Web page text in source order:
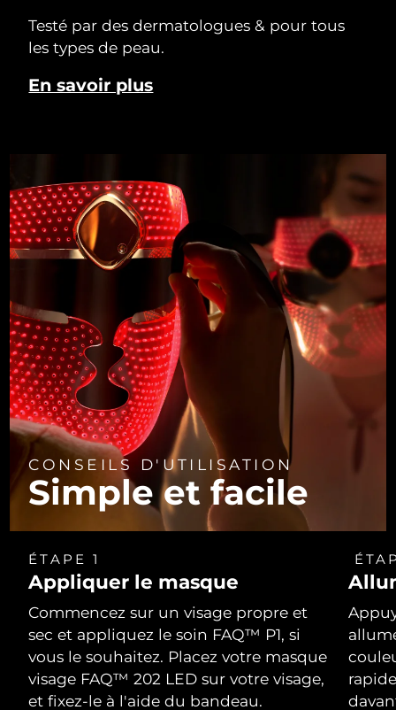
Testé par des dermatologues & pour tous
les types de peau.
En savoir plus
CONSEILS D'UTILISATION
Simple et facile
ÉTAPE 1
Appliquer le masque
Commencez sur un visage propre et
sec et appliquez le soin FAQ™ P1, si
vous le souhaitez. Placez votre masque
visage FAQ™ 202 LED sur votre visage,
et fixez-le à l'aide du bandeau.